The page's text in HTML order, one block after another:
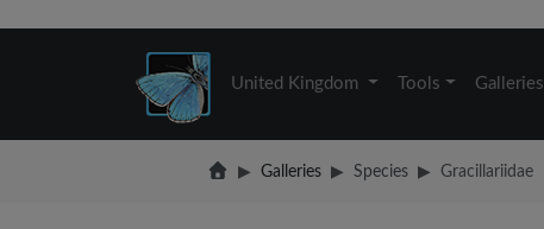
United Kingdom Tools Galleries
Galleries Species Gracillariidae